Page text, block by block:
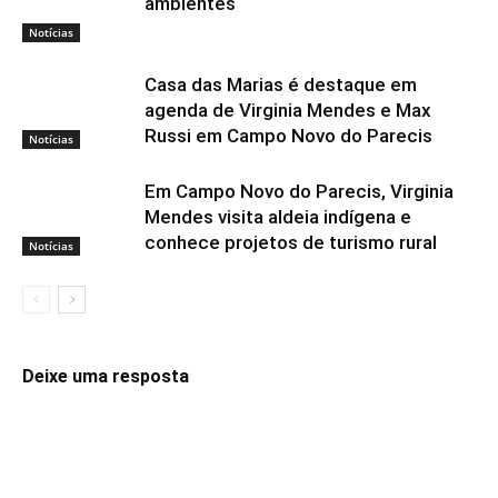
Notícias
Notícias
Casa das Marias é destaque em
agenda de Virginia Mendes e Max
Russi em Campo Novo do Parecis
Notícias
Em Campo Novo do Parecis, Virginia
Mendes visita aldeia indígena e
conhece projetos de turismo rural
Deixe uma resposta